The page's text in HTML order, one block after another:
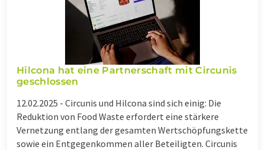
Hilcona hat eine Partnerschaft mit Circunis
geschlossen
12.02.2025 - Circunis und Hilcona sind sich einig: Die
Reduktion von Food Waste erfordert eine stärkere
Vernetzung entlang der gesamten Wertschöpfungskette
sowie ein Entgegenkommen aller Beteiligten. Circunis